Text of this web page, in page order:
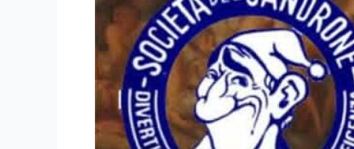
Modenesi
la
Famiglia
Pavironica